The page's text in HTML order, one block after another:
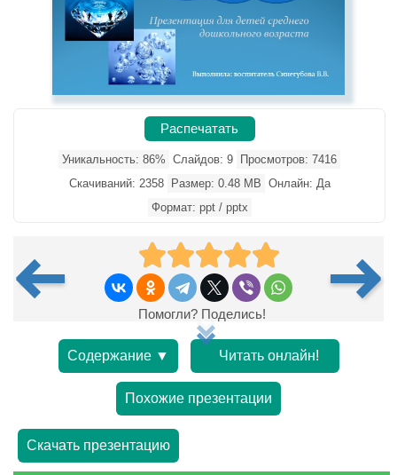
Распечатать
Уникальность: 86% Слайдов: 9
Просмотров: 7416
Скачиваний: 2358
Размер: 0.48 MB Онлайн: Да
Формат: ppt / pptx
Помогли? Поделись!
Содержание ▼ Читать онлайн!
Похожие презентации
Скачать презентацию